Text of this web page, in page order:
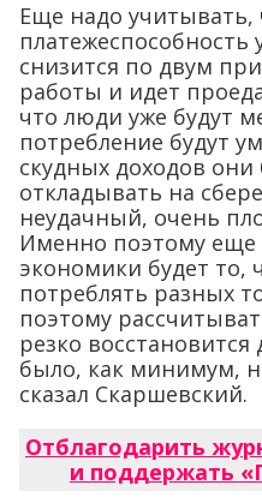
Еще надо учитывать,
платежеспособность
снизится по двум
работы и идет
что люди уже будут
потребление будут
скудных доходов они
откладывать на
неудачный, очень
Именно поэтому
экономики будет то,
потреблять разных
поэтому
резко восстановится
было, как минимум,
сказал Скаршевский.
Отблагодарить
и поддержать